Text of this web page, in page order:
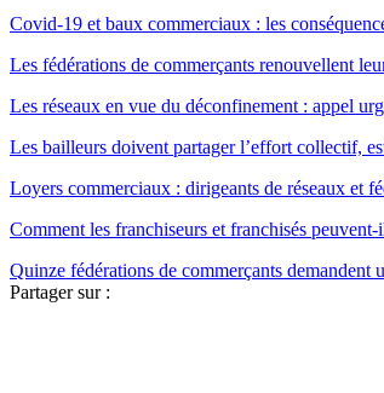
Covid-19 et baux commerciaux : les
Les fédérations de commerçants renouvellent
Les réseaux en vue du déconfinement : appel
Les bailleurs doivent partager l’effort collectif,
Loyers commerciaux : dirigeants de réseaux et
Comment les franchiseurs et franchisés
Quinze fédérations de commerçants demandent
Partager sur :